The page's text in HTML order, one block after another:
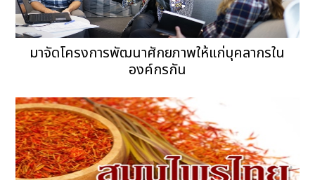
มาจัดโครงการพัฒนาศักยภาพให้แก่บุคลากรใน
องค์กรกัน